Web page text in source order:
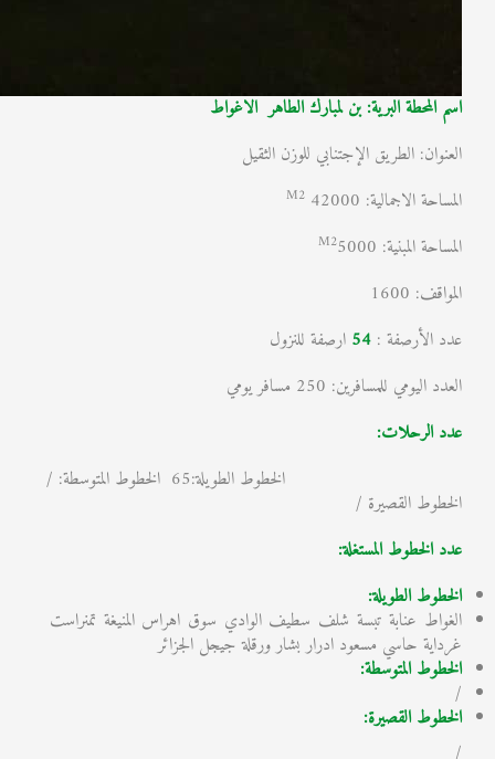
اسم المحطة البرية: بن لمبارك الطاهر الاغواط
العنوان: الطريق الإجتنابي للوزن الثقيل
المساحة الاجمالية:
M2 42000
المساحة المبنية:
M25000
المواقف: 1600
عدد الأرصفة : 54 ارصفة للنزول
العدد اليومي للمسافرين: 250 مسافر يومي
عدد الرحلات:
الخطوط الطويلة:65 الخطوط المتوسطة: /
الخطوط القصيرة /
عدد الخطوط المستغلة:
الخطوط الطويلة:
الغواط عنابة تبسة شلف سطيف الوادي سوق اهراس المنيغة تمنراست
غرداية حاسي مسعود ادرار بشار ورقلة جيجل الجزائر
الخطوط المتوسطة:
/
الخطوط القصيرة: